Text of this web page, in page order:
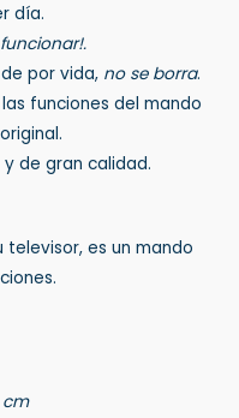
día.
funcionar!.
por vida, no se borra.
funciones del mando
de gran calidad.
televisor, es un mando
cm